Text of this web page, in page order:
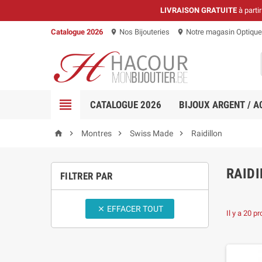
LIVRAISON GRATUITEà partir
Catalogue 2026 location_on Nos Bijouteries location_on Notre magasin Optique
 CATALOGUE 2026 BIJOUX ARGENT /
  Montres  Swiss Made  Raidillon
FILTRER PAR
 EFFACER TOUT Il y a 20